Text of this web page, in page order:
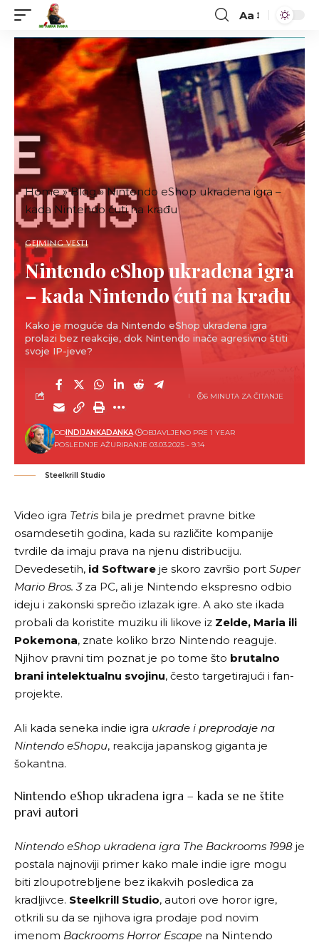
Font
Resizer
Aa
Home»Blog»Nintendo eShop ukradena igra –
kada Nintendo ćuti na krađu
GEJMING VESTI
Nintendo eShop ukradena igra
– kada Nintendo ćuti na krađu
Kako je moguće da Nintendo eShop ukradena igra
prolazi bez reakcije, dok Nintendo inače agresivno štiti
svoje IP-jeve?
POSLEDNJE AŽURIRANJE 03.03.2025 - 9:14
ODINDIJANKADANKA OBJAVLJENO PRE 1 YEAR
6 MINUTA ZA ČITANJE
Steelkrill Studio
Video igra Tetris bila je predmet pravne bitke
osamdesetih godina, kada su različite kompanije
tvrdile da imaju prava na njenu distribuciju.
Devedesetih, id Software je skoro završio port Super
Mario Bros. 3za PC, ali je Nintendo ekspresno odbio
ideju i zakonski sprečio izlazak igre. A ako ste ikada
probali da koristite muziku ili likove iz Zelde, Maria ili
Pokemona, znate koliko brzo Nintendo reaguje.
Njihov pravni tim poznat je po tome što brutalno
brani intelektualnu svojinu, često targetirajući i fan-
projekte.
Ali kada seneka indie igra ukrade i preprodaje na
Nintendo eShopu, reakcija japanskog giganta je
šokantna.
Nintendo eShop ukradena igra – kada se ne štite
pravi autori
Nintendo eShop ukradena igra The Backrooms 1998 je
postala najnoviji primer kako male indie igre mogu
biti zloupotrebljene bez ikakvih posledica za
kradljivce. Steelkrill Studio, autori ove horor igre,
otkrili su da se njihova igra prodaje pod novim
imenom Backrooms Horror Escape na Nintendo